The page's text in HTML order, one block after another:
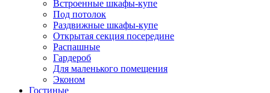
Встроенные шкафы-купе
Под потолок
Раздвижные шкафы-купе
Открытая секция посередине
Распашные
Гардероб
Для маленького помещения
Эконом
Гостиные